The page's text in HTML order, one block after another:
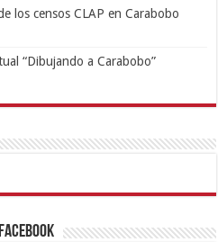
los censos CLAP en Carabobo
“Dibujando a Carabobo”